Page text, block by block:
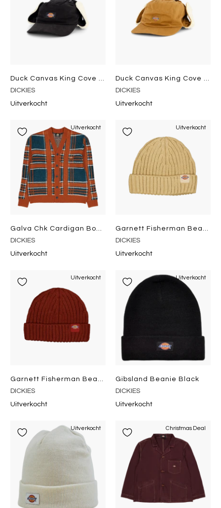
DICKIES
Uitverkocht
DICKIES
Uitverkocht
Uitverkocht
Galva Chk Cardigan Bombay Brown
DICKIES
Uitverkocht
Uitverkocht
Garnett Fisherman Beanie Irish Cream
DICKIES
Uitverkocht
Uitverkocht
Garnett Fisherman Beanie Fired Brick
DICKIES
Uitverkocht
Uitverkocht
Gibsland Beanie Black
DICKIES
Uitverkocht
Uitverkocht Christmas Deal